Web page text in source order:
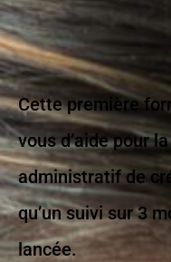
Cette première
vous d’aide pour
administratif de
qu’un suivi sur 3
lancée.